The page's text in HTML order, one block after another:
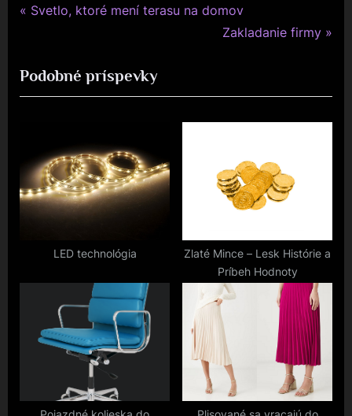
Navigace
příspěvek
P
v
i
s
P
o
Svetlo, ktoré mení terasu na domov
N
t
P
t
Zakladanie firmy
Podobné príspevky
LED technológia
Zlaté Mince – Lesk Histórie a
Príbeh Hodnoty